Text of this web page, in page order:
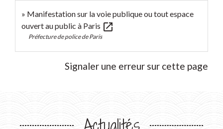
Manifestation sur la voie publique ou tout espace
ouvert au public à Paris open_in_new
Préfecture de police de Paris
Signaler une erreur sur cette page